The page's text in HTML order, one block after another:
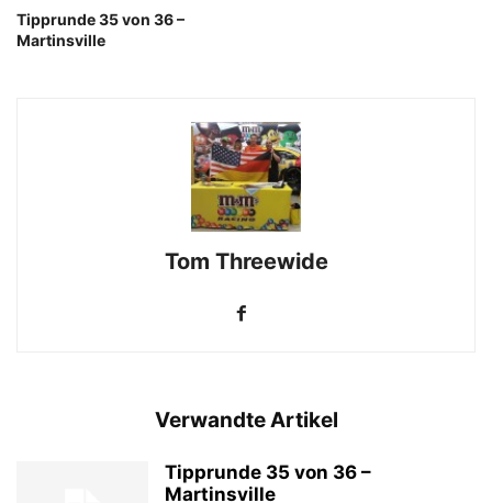
Tipprunde 35 von 36 –
Martinsville
Tom Threewide
Verwandte Artikel
Tipprunde 35 von 36 –
Martinsville